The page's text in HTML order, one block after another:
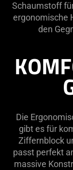
Schaumstoff
ergonomische
den
Die
gibt es für
Ziffernblock
passt perfekt
massive